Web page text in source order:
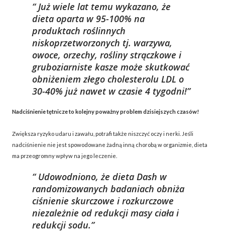
Już wiele lat temu wykazano, że
dieta oparta w 95-100% na
produktach roślinnych
niskoprzetworzonych tj. warzywa,
owoce, orzechy, rośliny strączkowe i
gruboziarniste kasze może skutkować
obniżeniem złego cholesterolu LDL o
30-40% już nawet w czasie 4 tygodni!
Nadciśnienie tętnicze to kolejny poważny problem dzisiejszych czasów!
Zwiększa ryzyko udaru i zawału, potrafi także niszczyć oczy i nerki. Jeśli
nadciśnienie nie jest spowodowane żadną inną chorobą w organizmie, dieta
ma przeogromny wpływ na jego leczenie.
Udowodniono, że dieta Dash w
randomizowanych badaniach obniża
ciśnienie skurczowe i rozkurczowe
niezależnie od redukcji masy ciała i
redukcji sodu.